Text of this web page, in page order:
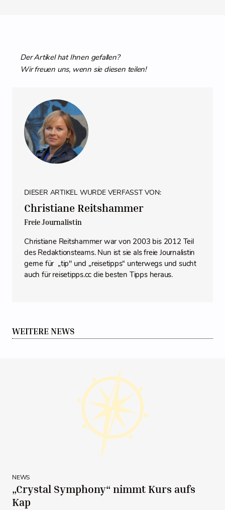
Der Artikel hat Ihnen gefallen?
Wir freuen uns, wenn sie diesen teilen!
DIESER ARTIKEL WURDE VERFASST VON:
Christiane Reitshammer
Freie Journalistin
Christiane Reitshammer war von 2003 bis 2012 Teil
des Redaktionsteams. Nun ist sie als freie Journalistin
gerne für „tip" und „reisetipps“ unterwegs und sucht
auch für reisetipps.cc die besten Tipps heraus.
WEITERE NEWS
NEWS
„Crystal Symphony“ nimmt Kurs aufs
Kap